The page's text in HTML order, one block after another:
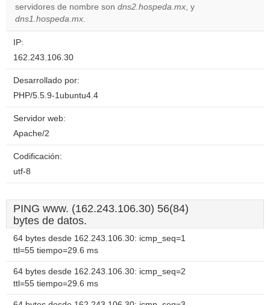
website?
servidores de nombre son dns2.hospeda.mx, y
dns1.hospeda.mx.
IP:
162.243.106.30
Desarrollado por:
PHP/5.5.9-1ubuntu4.4
Servidor web:
Apache/2
Codificación:
utf-8
PING www. (162.243.106.30) 56(84)
bytes de datos.
64 bytes desde 162.243.106.30: icmp_seq=1
ttl=55 tiempo=29.6 ms
64 bytes desde 162.243.106.30: icmp_seq=2
ttl=55 tiempo=29.6 ms